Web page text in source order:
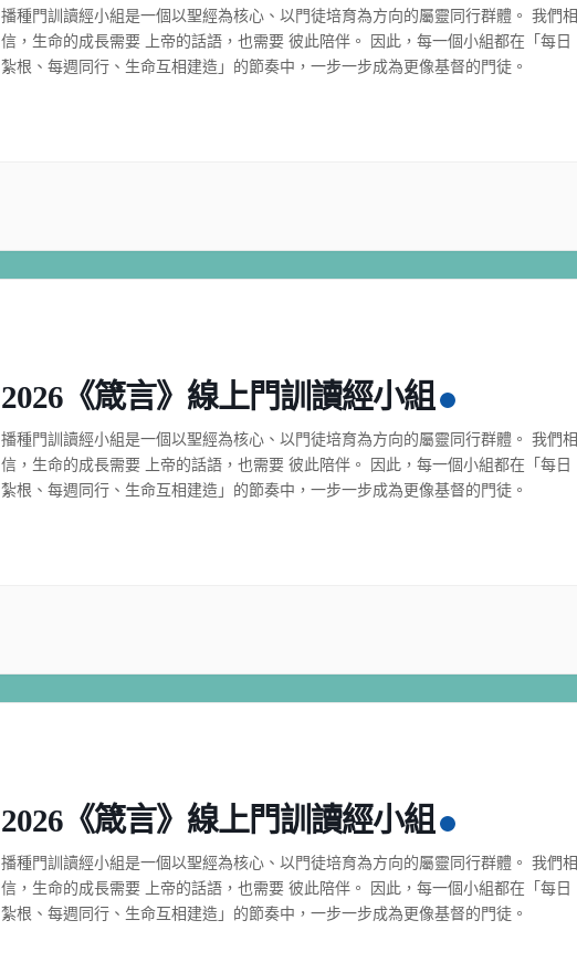
播種門訓讀經小組是一個以聖經為核心、以門徒培育為方向的屬靈同行群體。 我們相
信，生命的成長需要 上帝的話語，也需要 彼此陪伴。 因此，每一個小組都在「每日
紮根、每週同行、生命互相建造」的節奏中，一步一步成為更像基督的門徒。
2026《箴言》線上門訓讀經小組
播種門訓讀經小組是一個以聖經為核心、以門徒培育為方向的屬靈同行群體。 我們相
信，生命的成長需要 上帝的話語，也需要 彼此陪伴。 因此，每一個小組都在「每日
紮根、每週同行、生命互相建造」的節奏中，一步一步成為更像基督的門徒。
2026《箴言》線上門訓讀經小組
播種門訓讀經小組是一個以聖經為核心、以門徒培育為方向的屬靈同行群體。 我們相
信，生命的成長需要 上帝的話語，也需要 彼此陪伴。 因此，每一個小組都在「每日
紮根、每週同行、生命互相建造」的節奏中，一步一步成為更像基督的門徒。